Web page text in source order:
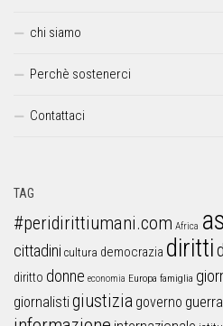
chi siamo
Perchè sostenerci
Contattaci
TAG
#peridirittiumani.com Africa
cittadini cultura democrazia diritti
diritto donne economia Europa famiglia
giornalistigiustizia governo guerra